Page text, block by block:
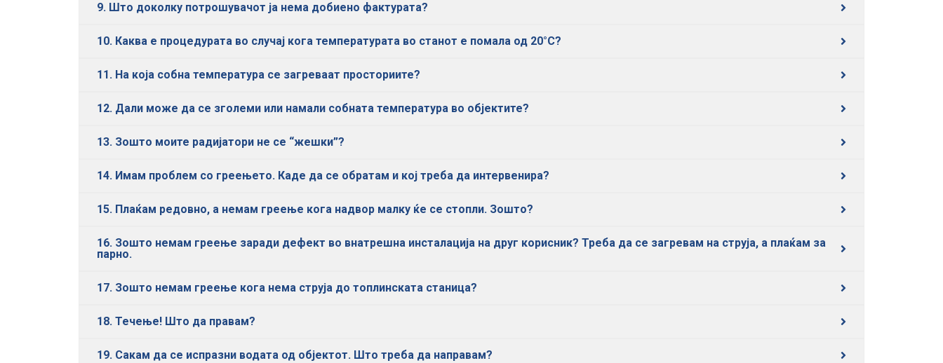
9. Што доколку потрошувачот ја нема добиено фактурата?
10. Каква е процедурата во случај кога температурата во станот е помала од 20°C?
11. На која собна температура се загреваат просториите?
12. Дали може да се зголеми или намали собната температура во објектите?
13. Зошто моите радијатори не се “жешки”?
14. Имам проблем со греењето. Каде да се обратам и кој треба да интервенира?
15. Плаќам редовно, а немам греење кога надвор малку ќе се стопли. Зошто?
16. Зошто немам греење заради дефект во внатрешна инсталација на друг корисник? Треба да се загревам на струја, а плаќам за
парно.
17. Зошто немам греење кога нема струја до топлинската станица?
18. Течење! Што да правам?
19. Сакам да се испразни водата од објектот. Што треба да направам?